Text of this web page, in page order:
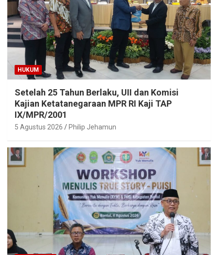
HUKUM
Setelah 25 Tahun Berlaku, UII dan Komisi
Kajian Ketatanegaraan MPR RI Kaji TAP
IX/MPR/2001
5 Agustus 2026 Philip Jehamun